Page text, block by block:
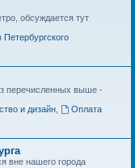
обсуждается тут
перечисленных выше -
и дизайн,
Оплата
вне нашего города